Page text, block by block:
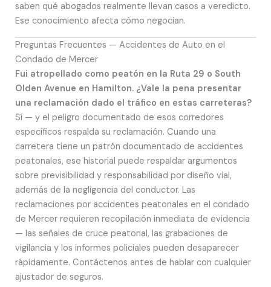
saben qué abogados realmente llevan casos a veredicto.
Ese conocimiento afecta cómo negocian.
Preguntas Frecuentes — Accidentes de Auto en el
Condado de Mercer
Fui atropellado como peatón en la Ruta 29 o South
Olden Avenue en Hamilton. ¿Vale la pena presentar
una reclamación dado el tráfico en estas carreteras?
Sí — y el peligro documentado de esos corredores
específicos respalda su reclamación. Cuando una
carretera tiene un patrón documentado de accidentes
peatonales, ese historial puede respaldar argumentos
sobre previsibilidad y responsabilidad por diseño vial,
además de la negligencia del conductor. Las
reclamaciones por accidentes peatonales en el condado
de Mercer requieren recopilación inmediata de evidencia
— las señales de cruce peatonal, las grabaciones de
vigilancia y los informes policiales pueden desaparecer
rápidamente. Contáctenos antes de hablar con cualquier
ajustador de seguros.